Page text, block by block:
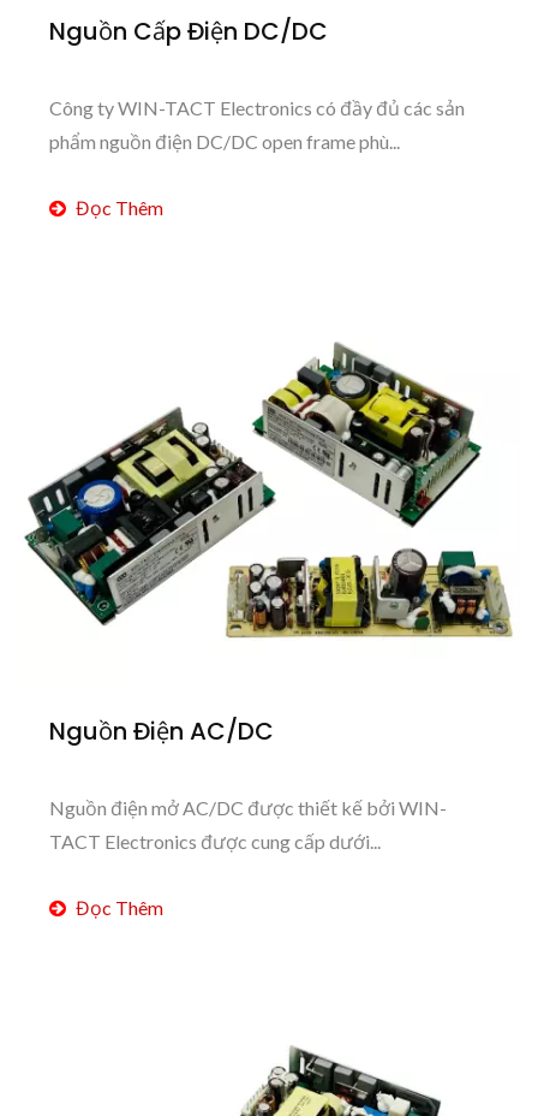
Nguồn Cấp Điện DC/DC
Công ty WIN-TACT Electronics có đầy đủ các sản
phẩm nguồn điện DC/DC open frame phù...
Đọc Thêm
Nguồn Điện AC/DC
Nguồn điện mở AC/DC được thiết kế bởi WIN-
TACT Electronics được cung cấp dưới...
Đọc Thêm